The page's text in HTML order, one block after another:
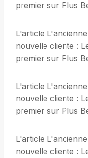
premier sur Plus
L'article
nouvelle cliente :
premier sur Plus
L'article
nouvelle cliente :
premier sur Plus
L'article
nouvelle cliente :